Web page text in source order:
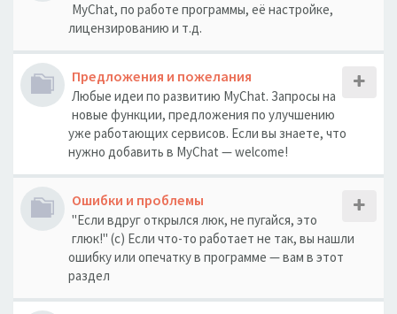
MyChat, по работе программы, её настройке,
лицензированию и т.д.
Предложения и пожелания
Любые идеи по развитию MyChat. Запросы на
новые функции, предложения по улучшению
уже работающих сервисов. Если вы знаете, что
нужно добавить в MyChat — welcome!
Ошибки и проблемы
"Если вдруг открылся люк, не пугайся, это
глюк!" (с) Если что-то работает не так, вы нашли
ошибку или опечатку в программе — вам в этот
раздел